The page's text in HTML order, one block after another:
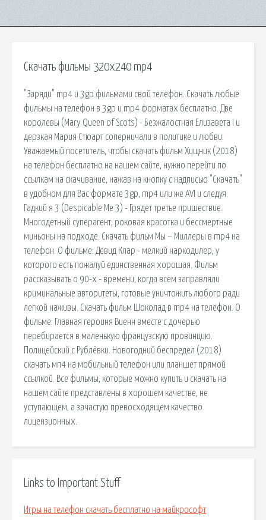
Скачать фильмы 320x240 mp4
"Заряди" mp4 и 3gp фильмами свой телефон. Скачать любые
фильмы на телефон в 3gp и mp4 форматах бесплатно. Две
королевы (Mary Queen of Scots) - Безжалостная Елизавета I и
дерзкая Мария Стюарт соперничали в политике и любви.
Уважаемый посетитель, чтобы скачать фильм Хищник (2018)
на телефон бесплатно на нашем сайте, нужно перейти по
ссылкам на скачивание, нажав на кнопку с надписью "Скачать"
в удобном для Вас формате 3gp, mp4 или же AVI и следуя.
Гадкий я 3 (Despicable Me 3) - Грядет третье пришествие.
Многодетный суперагент, роковая красотка и бессмертные
миньоны на подходе. Скачать фильм Мы – Миллеры в mp4 на
телефон. О фильме: Девид Клар - мелкий наркодилер, у
которого есть пожалуй единственная хорошая. Фильм
рассказывать о 90-х - времени, когда всем заправляли
криминальные авторитеты, готовые уничтожить любого ради
легкой наживы. Скачать фильм Шоколад в mp4 на телефон. О
фильме: Главная героиня Виенн вместе с дочерью
перебирается в маленькую французскую провинцию.
Полицейский с Рублёвки. Новогодний беспредел (2018)
скачать мп4 на мобильный телефон или планшет прямой
ссылкой. Все фильмы, которые можно купить и скачать на
нашем сайте представлены в хорошем качестве, не
уступающем, а зачастую превосходящем качество
лицензионных.
Links to Important Stuff
Игры на телефон скачать бесплатно на майкрософт